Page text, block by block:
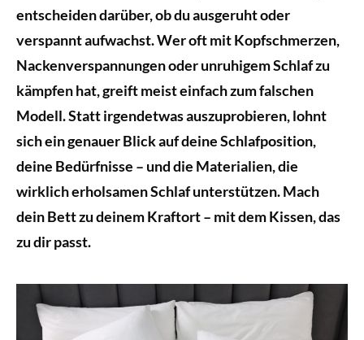
entscheiden darüber, ob du ausgeruht oder
verspannt aufwachst. Wer oft mit Kopfschmerzen,
Nackenverspannungen oder unruhigem Schlaf zu
kämpfen hat, greift meist einfach zum falschen
Modell. Statt irgendetwas auszuprobieren, lohnt
sich ein genauer Blick auf deine Schlafposition,
deine Bedürfnisse – und die Materialien, die
wirklich erholsamen Schlaf unterstützen. Mach
dein Bett zu deinem Kraftort – mit dem Kissen, das
zu dir passt.